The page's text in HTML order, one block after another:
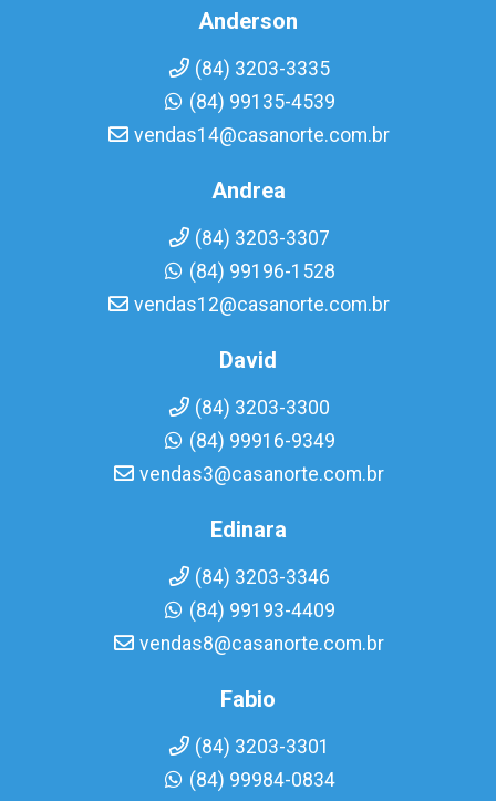
Anderson
(84) 3203-3335
(84) 99135-4539
vendas14@casanorte.com.br
Andrea
(84) 3203-3307
(84) 99196-1528
vendas12@casanorte.com.br
David
(84) 3203-3300
(84) 99916-9349
vendas3@casanorte.com.br
Edinara
(84) 3203-3346
(84) 99193-4409
vendas8@casanorte.com.br
Fabio
(84) 3203-3301
(84) 99984-0834